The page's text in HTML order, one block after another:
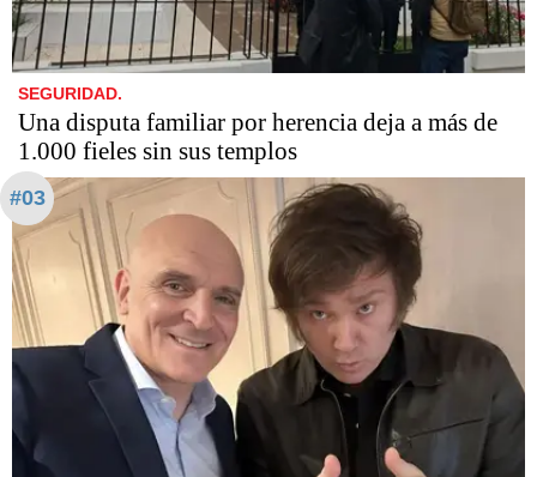
SEGURIDAD.
Una disputa familiar por herencia deja a más de
1.000 fieles sin sus templos
#03